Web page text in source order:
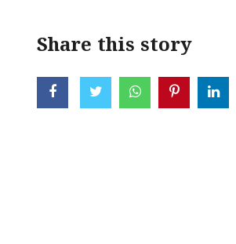
Share this story